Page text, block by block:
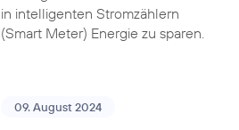
in intelligenten Stromzählern
(Smart Meter) Energie zu sparen.
09. August 2024